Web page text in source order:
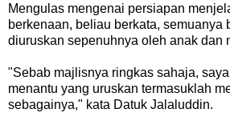
Mengulas mengenai persiapan
berkenaan, beliau berkata, semuanya
diuruskan sepenuhnya oleh anak dan
"Sebab majlisnya ringkas sahaja,
menantu yang uruskan termasuklah
sebagainya," kata Datuk Jalaluddin.